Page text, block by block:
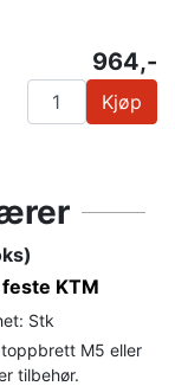
964,-
Kjøp
KTM
Stk
M5 eller
tilbehør.